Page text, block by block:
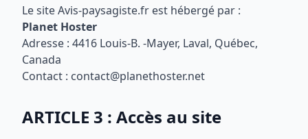
Le site Avis-paysagiste.fr est hébergé par :
Planet Hoster
Adresse : 4416 Louis-B. -Mayer, Laval, Québec,
Canada
Contact : contact@planethoster.net
ARTICLE 3 : Accès au site